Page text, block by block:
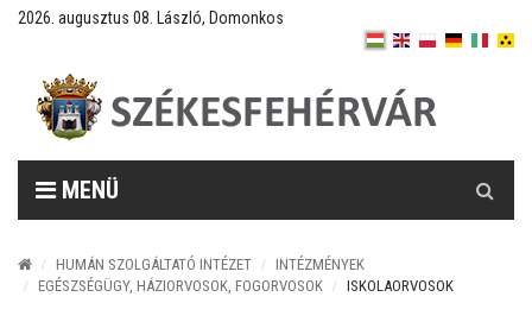
2026. augusztus 08. László, Domonkos
MENÜ
HUMÁN SZOLGÁLTATÓ INTÉZET
INTÉZMÉNYEK
EGÉSZSÉGÜGY, HÁZIORVOSOK, FOGORVOSOK
ISKOLAORVOSOK